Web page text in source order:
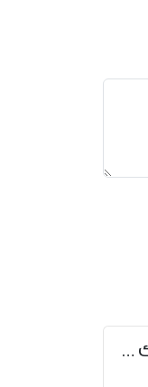
حننت إلى ريّا ونفسك باعدت … مزارك من ريّا وشعباكما معا